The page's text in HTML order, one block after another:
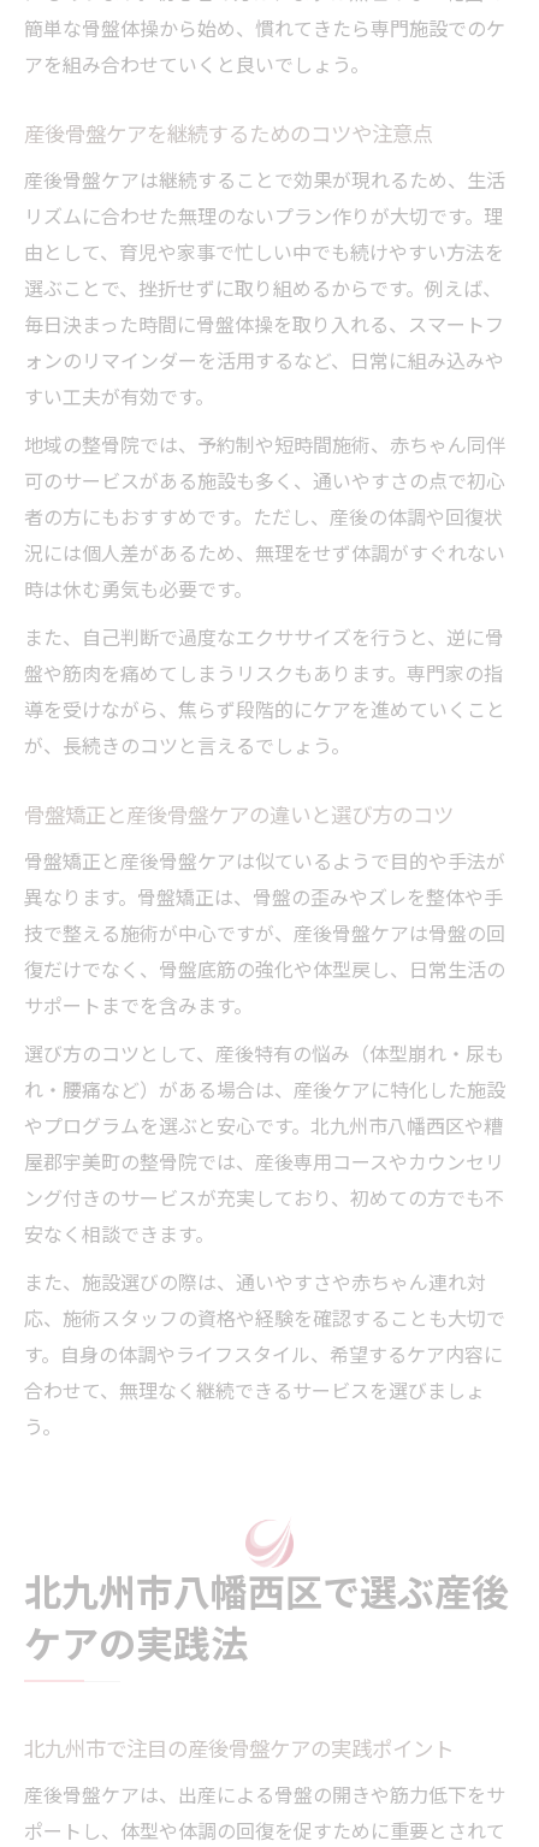
簡単な骨盤体操から始め、慣れてきたら専門施設でのケ
アを組み合わせていくと良いでしょう。
産後骨盤ケアを継続するためのコツや注意点
産後骨盤ケアは継続することで効果が現れるため、生活
リズムに合わせた無理のないプラン作りが大切です。理
由として、育児や家事で忙しい中でも続けやすい方法を
選ぶことで、挫折せずに取り組めるからです。例えば、
毎日決まった時間に骨盤体操を取り入れる、スマートフ
ォンのリマインダーを活用するなど、日常に組み込みや
すい工夫が有効です。
地域の整骨院では、予約制や短時間施術、赤ちゃん同伴
可のサービスがある施設も多く、通いやすさの点で初心
者の方にもおすすめです。ただし、産後の体調や回復状
況には個人差があるため、無理をせず体調がすぐれない
時は休む勇気も必要です。
また、自己判断で過度なエクササイズを行うと、逆に骨
盤や筋肉を痛めてしまうリスクもあります。専門家の指
導を受けながら、焦らず段階的にケアを進めていくこと
が、長続きのコツと言えるでしょう。
骨盤矯正と産後骨盤ケアの違いと選び方のコツ
骨盤矯正と産後骨盤ケアは似ているようで目的や手法が
異なります。骨盤矯正は、骨盤の歪みやズレを整体や手
技で整える施術が中心ですが、産後骨盤ケアは骨盤の回
復だけでなく、骨盤底筋の強化や体型戻し、日常生活の
サポートまでを含みます。
選び方のコツとして、産後特有の悩み（体型崩れ・尿も
れ・腰痛など）がある場合は、産後ケアに特化した施設
やプログラムを選ぶと安心です。北九州市八幡西区や糟
屋郡宇美町の整骨院では、産後専用コースやカウンセリ
ング付きのサービスが充実しており、初めての方でも不
安なく相談できます。
また、施設選びの際は、通いやすさや赤ちゃん連れ対
応、施術スタッフの資格や経験を確認することも大切で
す。自身の体調やライフスタイル、希望するケア内容に
合わせて、無理なく継続できるサービスを選びましょ
う。
北九州市八幡西区で選ぶ産後
ケアの実践法
北九州市で注目の産後骨盤ケアの実践ポイント
産後骨盤ケアは、出産による骨盤の開きや筋力低下をサ
ポートし、体型や体調の回復を促すために重要とされて